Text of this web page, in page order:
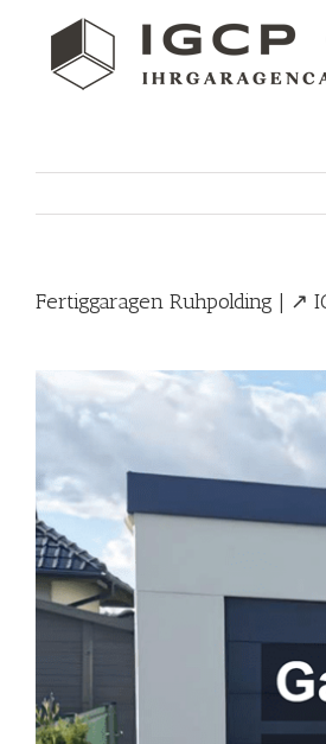
content
Fertiggaragen Ruhpolding | ↗️